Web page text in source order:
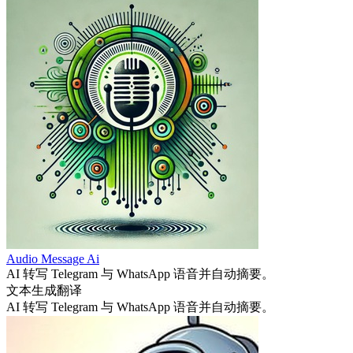
Audio Message Ai
AI 转写 Telegram 与 WhatsApp 语音并自动摘要。
文本生成翻译
AI 转写 Telegram 与 WhatsApp 语音并自动摘要。